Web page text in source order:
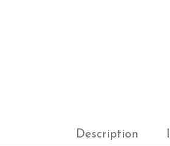
Description